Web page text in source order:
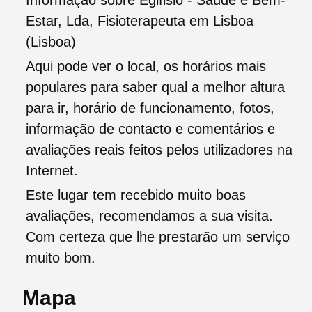
Estar, Lda, Fisioterapeuta em Lisboa
(Lisboa)
Aqui pode ver o local, os horários mais
populares para saber qual a melhor altura
para ir, horário de funcionamento, fotos,
informação de contacto e comentários e
avaliações reais feitos pelos utilizadores na
Internet.
Este lugar tem recebido muito boas
avaliações, recomendamos a sua visita.
Com certeza que lhe prestarão um serviço
muito bom.
Mapa